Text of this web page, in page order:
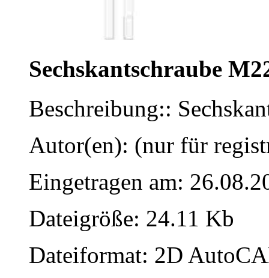
Sechskantschraube
Beschreibung::
Autor(en): (nur für
Eingetragen am:
Dateigröße: 24.11 Kb
Dateiformat: 2D